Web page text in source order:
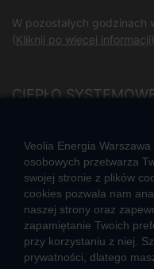
W pozostałych godzinach
(Kliknij po więcej informacji)
CIEPŁO
Pomyśl ciepło o lokatorach
TARYFY I CENNIKI
Cennik usług
Taryfy dla ciepła
Veolia Energia
osobowych przetwarza
swojej stronie z plików
cookies pozwala nam
naszej strony oraz
zapamiętanie Twoich
przy korzystaniu z niej.
prywatności, dlatego